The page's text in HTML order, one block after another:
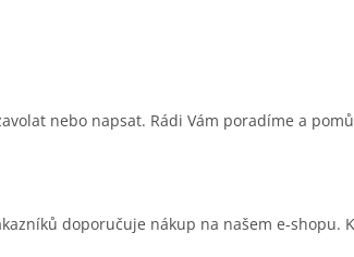
nebo napsat. Rádi Vám poradíme a
doporučuje nákup na našem e-shopu.